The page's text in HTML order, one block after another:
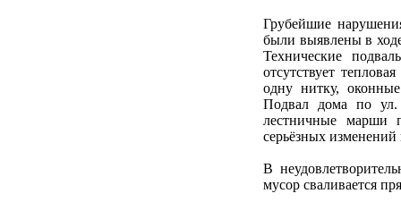
Грубейшие
были выявлены в
Технические
отсутствует
одну нитку,
Подвал дома по ул.
лестничные марши
серьёзных
В
мусор сваливается